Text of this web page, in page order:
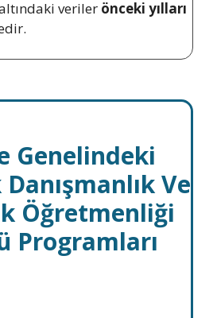
veriler önceki yılları
Genelindeki
Ve
Öğretmenliği
Programları